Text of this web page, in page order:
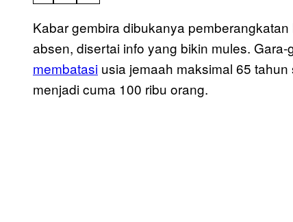
Kabar gembira dibukanya
absen, disertai info yang bikin mules.
membatasi usia jemaah maksimal 65
menjadi cuma 100 ribu orang.